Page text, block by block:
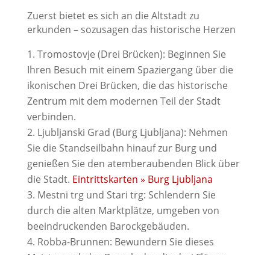
Zuerst bietet es sich an die Altstadt zu
erkunden – sozusagen das historische Herzen
Tromostovje (Drei Brücken): Beginnen Sie
Ihren Besuch mit einem Spaziergang über die
ikonischen Drei Brücken, die das historische
Zentrum mit dem modernen Teil der Stadt
verbinden.
Ljubljanski Grad (Burg Ljubljana): Nehmen
Sie die Standseilbahn hinauf zur Burg und
genießen Sie den atemberaubenden Blick über
die Stadt. Eintrittskarten » Burg Ljubljana
Mestni trg und Stari trg: Schlendern Sie
durch die alten Marktplätze, umgeben von
beeindruckenden Barockgebäuden.
Robba-Brunnen: Bewundern Sie dieses